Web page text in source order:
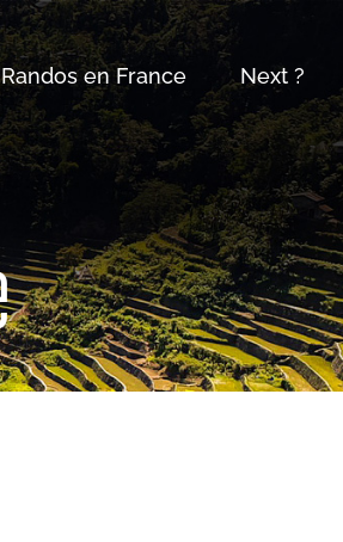
Randos en France Next ?